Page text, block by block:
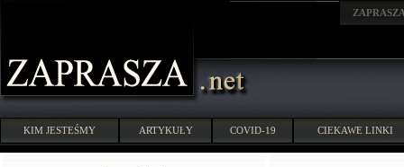
KIM JESTEŚMY ARTYKUŁY COVID-19 CIEKAWE LINKI